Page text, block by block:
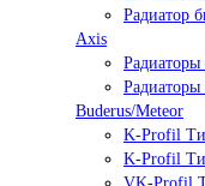
Радиатор
Axis
Радиаторы
Радиаторы
Buderus/Meteor
K-Profil
K-Profil